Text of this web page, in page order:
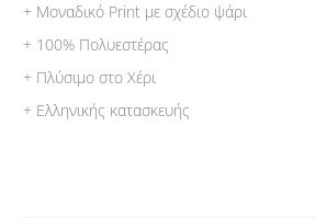
+ Μοναδικό Print με σχέδιο ψάρι
+ 100% Πολυεστέρας
+ Πλύσιμο στο Χέρι
+ Ελληνικής κατασκευής